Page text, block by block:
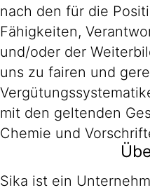
nach den für die
Fähigkeiten,
und/oder der
uns zu fairen und
mit den geltenden
Chemie und
Sika ist ein